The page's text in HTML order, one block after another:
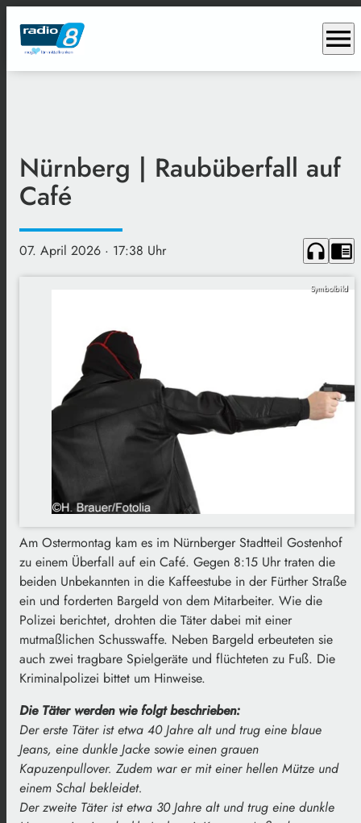
menu
Nürnberg | Raubüberfall auf
Café
07. April 2026 · 17:38 Uhr headphones chrome_reader_mode
Symbolbild
Am Ostermontag kam es im Nürnberger Stadtteil Gostenhof
zu einem Überfall auf ein Café. Gegen 8:15 Uhr traten die
beiden Unbekannten in die Kaffeestube in der Fürther Straße
ein und forderten Bargeld von dem Mitarbeiter. Wie die
Polizei berichtet, drohten die Täter dabei mit einer
mutmaßlichen Schusswaffe. Neben Bargeld erbeuteten sie
auch zwei tragbare Spielgeräte und flüchteten zu Fuß. Die
Kriminalpolizei bittet um Hinweise.
Die Täter werden wie folgt beschrieben:
Der erste Täter ist etwa 40 Jahre alt und trug eine blaue
Jeans, eine dunkle Jacke sowie einen grauen
Kapuzenpullover. Zudem war er mit einer hellen Mütze und
einem Schal bekleidet.
Der zweite Täter ist etwa 30 Jahre alt und trug eine dunkle